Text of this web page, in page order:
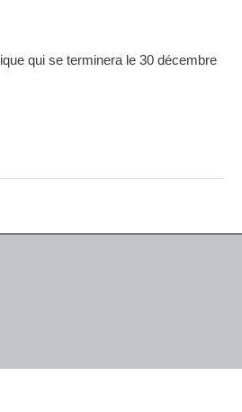
qui se terminera le 30 décembre